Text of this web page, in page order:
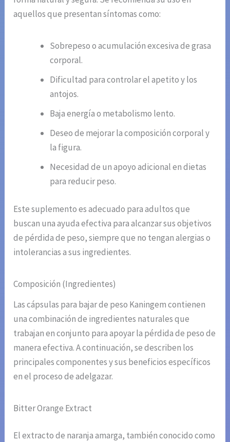
aquellos que presentan síntomas como:
Sobrepeso o acumulación excesiva de grasa
corporal.
Dificultad para controlar el apetito y los
antojos.
Baja energía o metabolismo lento.
Deseo de mejorar la composición corporal y
la figura.
Necesidad de un apoyo adicional en dietas
para reducir peso.
Este suplemento es adecuado para adultos que
buscan una ayuda efectiva para alcanzar sus objetivos
de pérdida de peso, siempre que no tengan alergias o
intolerancias a sus ingredientes.
Composición (Ingredientes)
Las cápsulas para bajar de peso Kaningem contienen
una combinación de ingredientes naturales que
trabajan en conjunto para apoyar la pérdida de peso de
manera efectiva. A continuación, se describen los
principales componentes y sus beneficios específicos
en el proceso de adelgazar.
Bitter Orange Extract
El extracto de naranja amarga, también conocido como